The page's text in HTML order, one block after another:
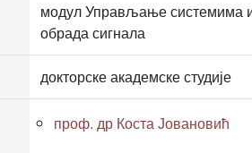
модул Управљање системима
обрада сигнала
докторске академске студије
проф. др Коста Јовановић